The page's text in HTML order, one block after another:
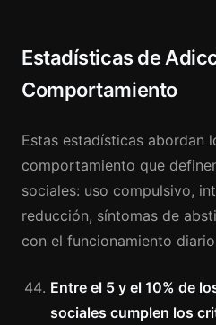
Estadísticas de
Comportamiento
Estas estadísticas abordan
comportamiento que
sociales: uso compulsivo,
reducción, síntomas de
con el funcionamiento
Entre el 5 y el 10% de
sociales cumplen los